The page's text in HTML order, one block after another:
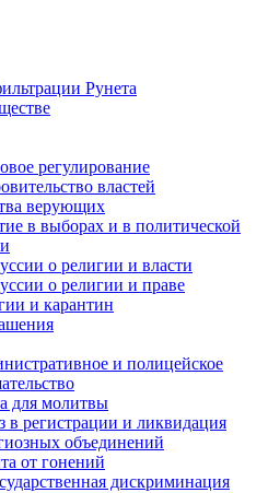
Рунета
регулирование
властей
верующих
в выборах и в политической
о религии и власти
о религии и праве
и карантин
и полицейское
для молитвы
в регистрации и ликвидация
объединений
от гонений
дискриминация